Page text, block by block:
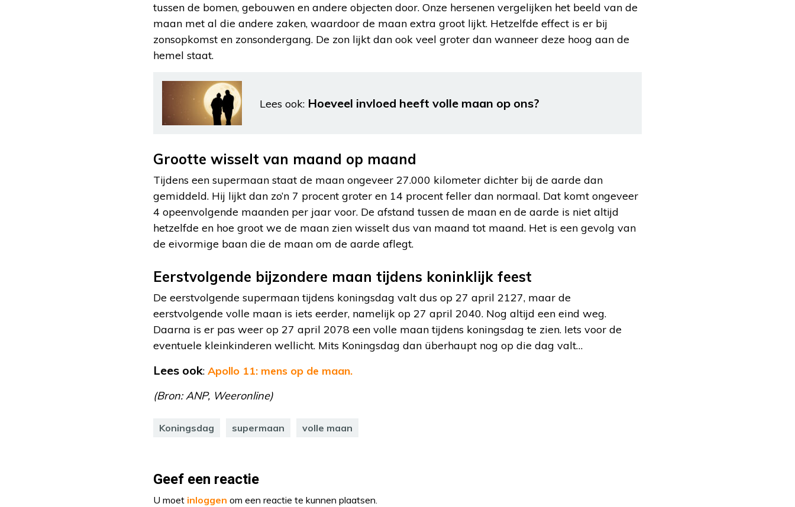
tussen de bomen, gebouwen en andere objecten door. Onze hersenen vergelijken het beeld van de
maan met al die andere zaken, waardoor de maan extra groot lijkt. Hetzelfde effect is er bij
zonsopkomst en zonsondergang. De zon lijkt dan ook veel groter dan wanneer deze hoog aan de
hemel staat.
Lees ook: Hoeveel invloed heeft volle maan op ons?
Grootte wisselt van maand op maand
Tijdens een supermaan staat de maan ongeveer 27.000 kilometer dichter bij de aarde dan
gemiddeld. Hij lijkt dan zo’n 7 procent groter en 14 procent feller dan normaal. Dat komt ongeveer
4 opeenvolgende maanden per jaar voor. De afstand tussen de maan en de aarde is niet altijd
hetzelfde en hoe groot we de maan zien wisselt dus van maand tot maand. Het is een gevolg van
de eivormige baan die de maan om de aarde aflegt.
Eerstvolgende bijzondere maan tijdens koninklijk feest
De eerstvolgende supermaan tijdens koningsdag valt dus op 27 april 2127, maar de
eerstvolgende volle maan is iets eerder, namelijk op 27 april 2040. Nog altijd een eind weg.
Daarna is er pas weer op 27 april 2078 een volle maan tijdens koningsdag te zien. Iets voor de
eventuele kleinkinderen wellicht. Mits Koningsdag dan überhaupt nog op die dag valt…
Lees ook: Apollo 11: mens op de maan.
(Bron: ANP, Weeronline)
Koningsdag supermaan volle maan
Geef een reactie
U moet inloggen om een reactie te kunnen plaatsen.